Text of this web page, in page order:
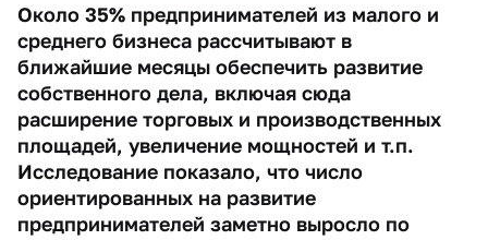
Около 35% предпринимателей из малого и
среднего бизнеса рассчитывают в
ближайшие месяцы обеспечить развитие
собственного дела, включая сюда
расширение торговых и производственных
площадей, увеличение мощностей и т.п.
Исследование показало, что число
ориентированных на развитие
предпринимателей заметно выросло по